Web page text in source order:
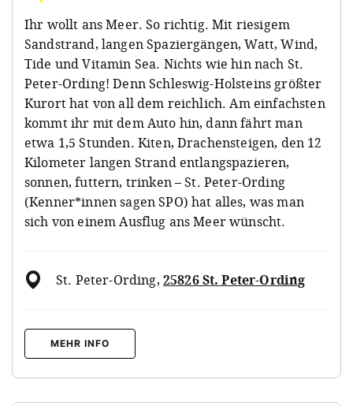
Ihr wollt ans Meer. So richtig. Mit riesigem
Sandstrand, langen Spaziergängen, Watt, Wind,
Tide und Vitamin Sea. Nichts wie hin nach St.
Peter-Ording! Denn Schleswig-Holsteins größter
Kurort hat von all dem reichlich. Am einfachsten
kommt ihr mit dem Auto hin, dann fährt man
etwa 1,5 Stunden. Kiten, Drachensteigen, den 12
Kilometer langen Strand entlangspazieren,
sonnen, futtern, trinken – St. Peter-Ording
(Kenner*innen sagen SPO) hat alles, was man
sich von einem Ausflug ans Meer wünscht.
St. Peter-Ording, 25826 St. Peter-Ording
MEHR INFO